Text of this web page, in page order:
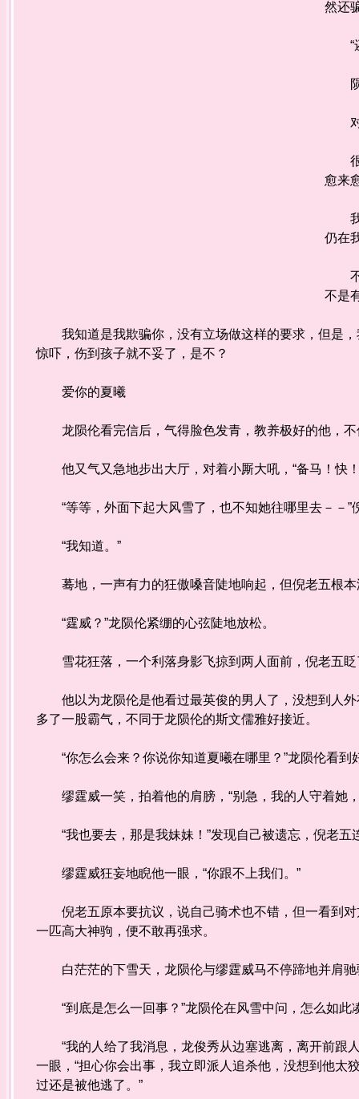
然还
“还
陨
对
很
愈来
我
仍在
不
不是
我知道是我欺骗你，没有立场做这样的要求，但是，
惊吓，伤到孩子就不妥了，是不？
爱你的夏曦
龙陨伦看完信后，气得脸色发青，教养极好的他，不
他又气又急地步出大厅，对着小厮大吼，“备马！快
“等等，外面下起大风雪了，也不知她往哪里去－－”
“我知道。”
蓦地，一声有力的狂傲嗓音陡地响起，但倪老五根本
“霆威？”龙陨伦紧绷的心弦陡地放松。
雪花狂落，一个利落身影飞掠到两人面前，倪老五眨
他以为龙陨伦是他看过最英俊的男人了，没想到人外
多了一股霸气，不同于龙陨伦的斯文儒雅好接近。
“你怎么会来？你说你知道夏曦在哪里？”龙陨伦看到
缪霆威一笑，拍着他的肩膀，“别急，我的人守着她
“我也要去，那是我妹妹！”发现自己被遗忘，倪老五
缪霆威狂妄地睨他一眼，“你跟不上我们。”
倪老五原本要抗议，说自己骑术也不错，但一看到对
一匹高大神驹，便不敢再强求。
白茫茫的下雪天，龙陨伦与缪霆威马不停蹄地并肩驰
“到底是怎么一回事？”龙陨伦在风雪中问，怎么如此
“我的人给了我消息，龙俊秀从边塞逃离，离开前跟
一眼，“担心你会出事，我立即派人追杀他，没想到他
过还是被他逃了。”